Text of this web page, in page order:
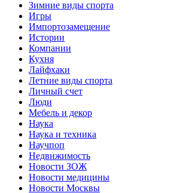
Зимние виды спорта
Игры
Импортозамещение
Истории
Компании
Кухня
Лайфхаки
Летние виды спорта
Личный счет
Люди
Мебель и декор
Наука
Наука и техника
Научпоп
Недвижимость
Новости ЗОЖ
Новости медицины
Новости Москвы